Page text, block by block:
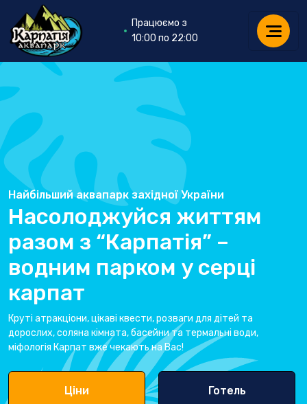
Працюємо з
10:00 по 22:00
Найбільший аквапарк західної України
Насолоджуйся життям
разом з “Карпатія” –
водним парком у серці
карпат
Круті атракціони, цікаві квести, розваги для дітей та
дорослих, соляна кімната, басейни та термальні води,
міфологія Карпат вже чекають на Вас!
Ціни Готель